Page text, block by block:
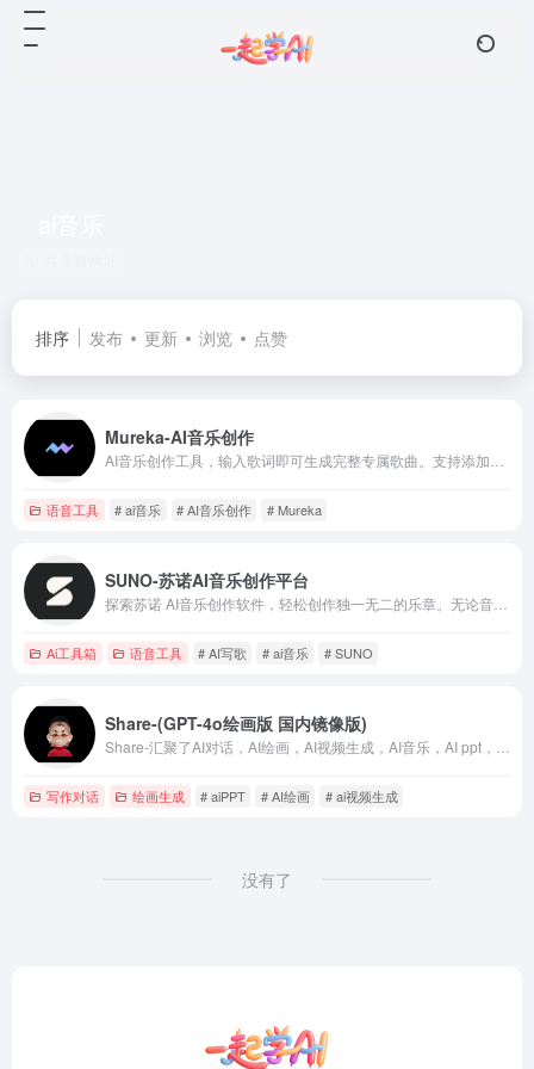
排序 发布 更新 浏览 点赞
Mureka-AI音乐创作
语音工具 # ai音乐 # AI音乐创作 # Mureka
SUNO-苏诺AI音乐创作平台
Ai工具箱 语音工具 # AI写歌 # ai音乐 # SUNO
Share-(GPT-4o绘画版 国内镜像版)
写作对话 绘画生成 # aiPPT # AI绘画 # ai视频生成
没有了